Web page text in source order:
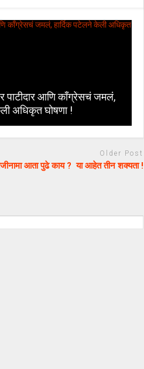
पाटीदार आणि काँग्रेसचं जमलं,
अधिकृत घोषणा !
Older Post
आता पुढे काय ? या आहेत तीन शक्यता !